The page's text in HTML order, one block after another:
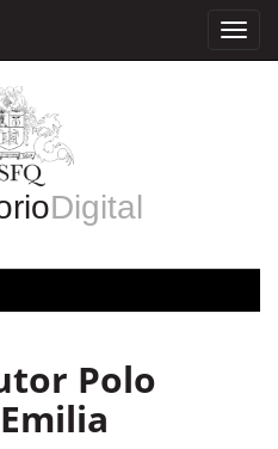
Digital
Polo